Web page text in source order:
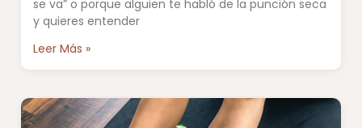
se va” o porque alguien te habló de la punción seca
y quieres entender
Leer Más »